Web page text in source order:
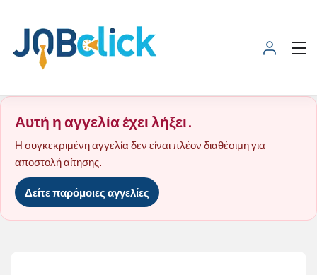
Αυτή η αγγελία έχει λήξει.
Η συγκεκριμένη αγγελία δεν είναι πλέον διαθέσιμη για
αποστολή αίτησης.
Δείτε παρόμοιες αγγελίες